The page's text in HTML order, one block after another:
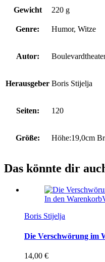
Gewicht 220 g
Genre: Humor, Witze
Autor:
Herausgeber Boris Stijelja
Seiten: 120
Größe: Höhe:19,0cm
Das könnte dir
In den Warenkorb
Boris Stijelja
Die Verschwörung im
14,00 €